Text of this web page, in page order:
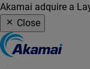
Akamai adquire a
Close